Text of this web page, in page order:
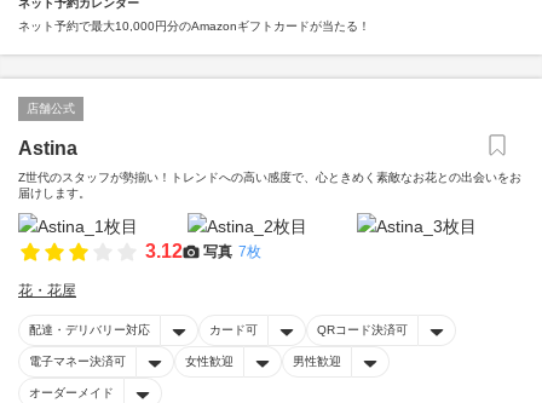
ネット予約カレンダー
ネット予約で最大10,000円分のAmazonギフトカードが当たる！
店舗公式
Astina
Z世代のスタッフが勢揃い！トレンドへの高い感度で、心ときめく素敵なお花との出会いをお
届けします。
3.12 写真 7枚
花・花屋
配達・デリバリー対応 カード可 QRコード決済可
電子マネー決済可 女性歓迎 男性歓迎
オーダーメイド